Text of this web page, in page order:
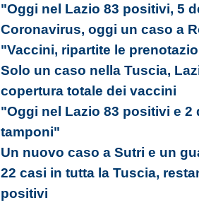
"Oggi nel Lazio 83 positivi, 5
Coronavirus, oggi un caso a
"Vaccini, ripartite le
Solo un caso nella Tuscia,
copertura totale dei vaccini
"Oggi nel Lazio 83 positivi e
tamponi"
Un nuovo caso a Sutri e un
22 casi in tutta la Tuscia,
positivi